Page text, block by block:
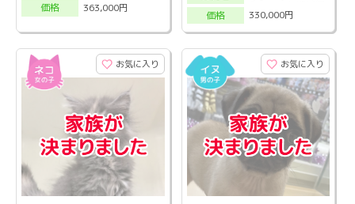
価格
363,000円
価格
330,000円
お気に入り お気に入り